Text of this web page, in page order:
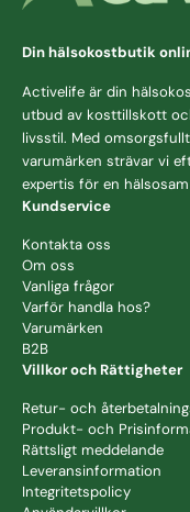
Din hälsokostbutik
Activelife är din
utbud av kosttillskott
livsstil. Med
varumärken strävar vi
expertis för en
Kundservice
Kontakta oss
Om oss
Vanliga frågor
Varför handla hos?
Varumärken
B2B
Villkor och Rättigheter
Retur- och
Produkt- och
Rättsligt meddelande
Leveransinformation
Integritetspolicy